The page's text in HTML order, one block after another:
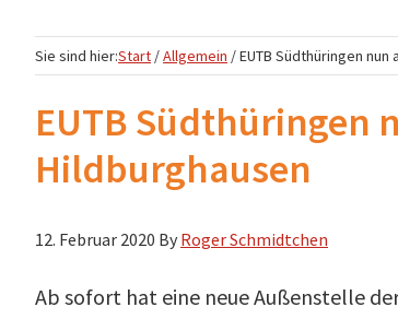
Sie sind hier:Start /Allgemein /EUTB Südthüringen
EUTB Südthüringen
Hildburghausen
12. Februar 2020 By Roger Schmidtchen
Ab sofort hat eine neue Außenstelle